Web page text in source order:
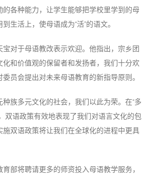
的各种能力，让学生能够把学校里学到的母
生活上，使母语成为“活”的语文。
宝对于母语教改表示欢迎。他指出，宗乡团
化和价值观的保留者和发扬者，我们十分欢
员会提出对未来母语教育的新指导原则。
族多元文化的社会，我们以此为荣。在“多
双语政策有效地表现了我们对语言文化的包
施双语政策将让我们在全球化的进程中更具
部将聘请更多的师资投入母语教学服务，